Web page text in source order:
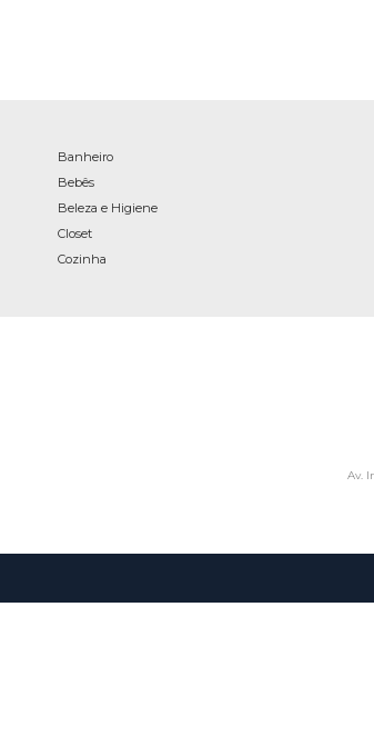
Banheiro
Bebês
Beleza e Higiene
Closet
Cozinha
Av.